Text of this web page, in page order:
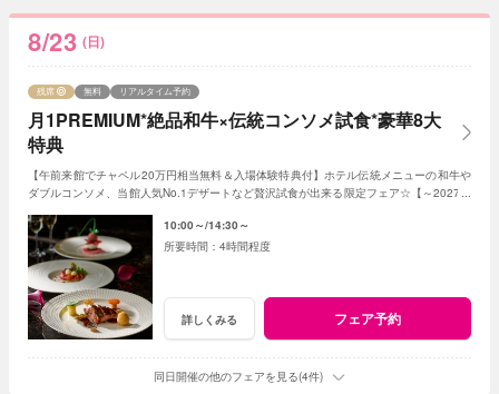
8/23 (日)
月1PREMIUM*絶品和牛×伝統コンソメ試食*豪華8大
特典
残席 無料 リアルタイム予約
【午前来館でチャペル20万円相当無料＆入場体験特典付】ホテル伝統メニューの和牛や
ダブルコンソメ、当館人気No.1デザートなど贅沢試食が出来る限定フェア☆【～2027年
10:00～ 14:30～
4時間程度
詳しくみる フェア予約
同日開催の他のフェアを見る(4件)